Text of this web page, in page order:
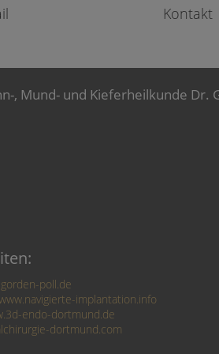
Kontakt
, Mund- und Kieferheilkunde Dr.
poll.de
implantation.info
endo-dortmund.de
dortmund.com